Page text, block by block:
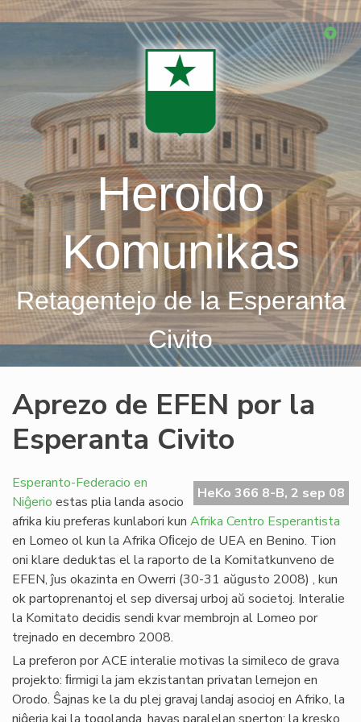
Skip
Heroldo
Komunikas
Retagentejo de la Esperanta
Civito
Aprezo de EFEN por la
Esperanta Civito
HeKo 366 8-B, 2 sep 08
Esperanto-Federacio en
Niĝerio estas plia landa asocio
afrika kiu preferas kunlabori kun Afrika Centro Esperantista
en Lomeo ol kun la Afrika Oﬁcejo de UEA en Benino. Tion
oni klare deduktas el la raporto de la Komitatkunveno de
EFEN, ĵus okazinta en Owerri (30-31 aŭgusto 2008) , kun
ok partoprenantoj el sep diversaj urboj aŭ societoj. Interalie
la Komitato decidis sendi kvar membrojn al Lomeo por
trejnado en decembro 2008.
La preferon por ACE interalie motivas la simileco de grava
projekto: ﬁrmigi la jam ekzistantan privatan lernejon en
Orodo. Ŝajnas ke la du plej gravaj landaj asocioj en Afriko, la